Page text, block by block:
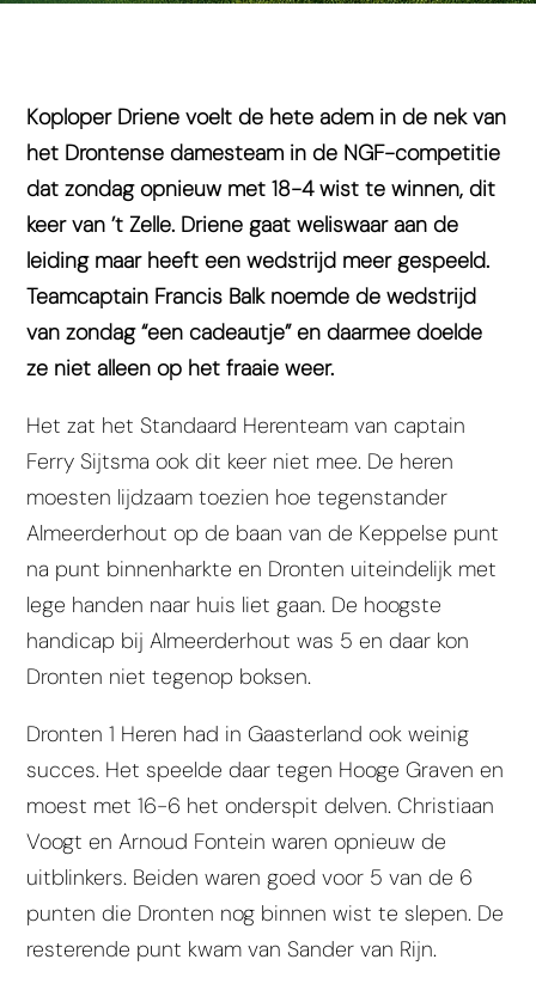
Koploper Driene voelt de hete adem in de nek van
het Drontense damesteam in de NGF-competitie
dat zondag opnieuw met 18-4 wist te winnen, dit
keer van ’t Zelle. Driene gaat weliswaar aan de
leiding maar heeft een wedstrijd meer gespeeld.
Teamcaptain Francis Balk noemde de wedstrijd
van zondag “een cadeautje” en daarmee doelde
ze niet alleen op het fraaie weer.
Het zat het Standaard Herenteam van captain
Ferry Sijtsma ook dit keer niet mee. De heren
moesten lijdzaam toezien hoe tegenstander
Almeerderhout op de baan van de Keppelse punt
na punt binnenharkte en Dronten uiteindelijk met
lege handen naar huis liet gaan. De hoogste
handicap bij Almeerderhout was 5 en daar kon
Dronten niet tegenop boksen.
Dronten 1 Heren had in Gaasterland ook weinig
succes. Het speelde daar tegen Hooge Graven en
moest met 16-6 het onderspit delven. Christiaan
Voogt en Arnoud Fontein waren opnieuw de
uitblinkers. Beiden waren goed voor 5 van de 6
punten die Dronten nog binnen wist te slepen. De
resterende punt kwam van Sander van Rijn.